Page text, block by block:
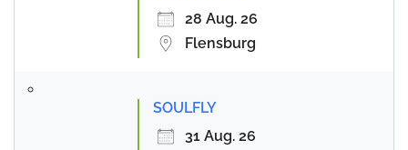
28 Aug. 26
Flensburg
SOULFLY
31 Aug. 26